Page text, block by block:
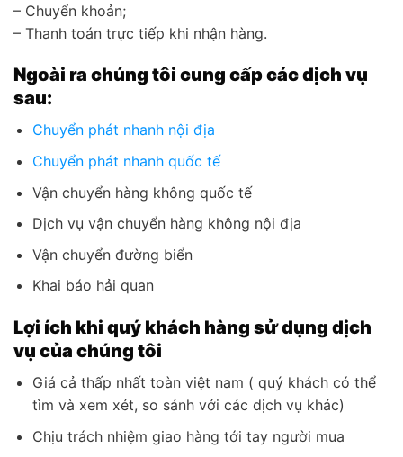
– Chuyển khoản;
– Thanh toán trực tiếp khi nhận hàng.
Ngoài ra chúng tôi cung cấp các dịch vụ
sau:
Chuyển phát nhanh nội địa
Chuyển phát nhanh quốc tế
Vận chuyển hàng không quốc tế
Dịch vụ vận chuyển hàng không nội địa
Vận chuyển đường biển
Khai báo hải quan
Lợi ích khi quý khách hàng sử dụng dịch
vụ của chúng tôi
Giá cả thấp nhất toàn việt nam ( quý khách có thể
tìm và xem xét, so sánh với các dịch vụ khác)
Chịu trách nhiệm giao hàng tới tay người mua